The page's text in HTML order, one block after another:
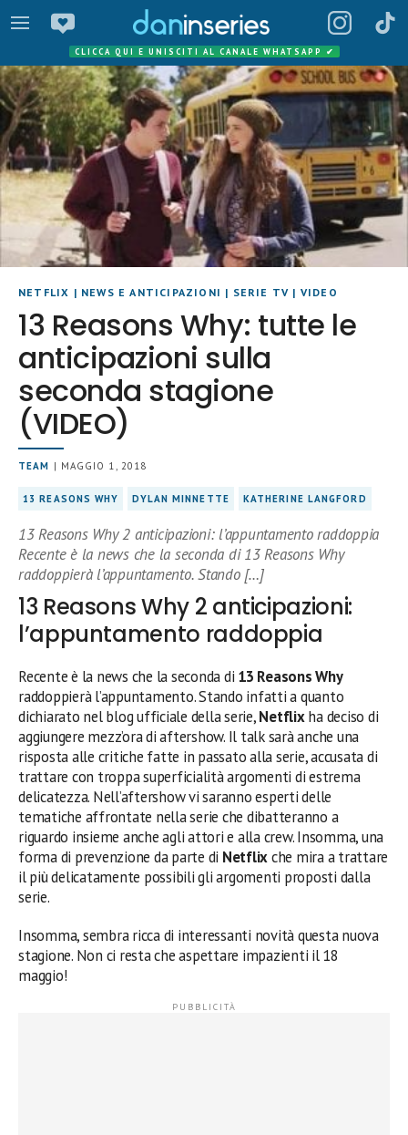
CLICCA QUI E UNISCITI AL CANALE WHATSAPP ✔
NETFLIX | NEWS E ANTICIPAZIONI | SERIE TV | VIDEO
13 Reasons Why: tutte le
anticipazioni sulla
seconda stagione
(VIDEO)
TEAM | MAGGIO 1, 2018
13 REASONS WHY DYLAN MINNETTE KATHERINE LANGFORD
13 Reasons Why 2 anticipazioni: l’appuntamento raddoppia
Recente è la news che la seconda di 13 Reasons Why
raddoppierà l’appuntamento. Stando […]
13 Reasons Why 2 anticipazioni:
l’appuntamento raddoppia
Recente è la news che la seconda di 13 Reasons Why
raddoppierà l’appuntamento. Stando infatti a quanto
dichiarato nel blog ufficiale della serie,Netflixha deciso di
aggiungere mezz’ora di aftershow. Il talk sarà anche una
risposta alle critiche fatte in passato alla serie, accusata di
trattare con troppa superficialità argomenti di estrema
delicatezza. Nell’aftershow vi saranno esperti delle
tematiche affrontate nella serie che dibatteranno a
riguardo insieme anche agli attori e alla crew. Insomma, una
forma di prevenzione da parte di Netflixche mira a trattare
il più delicatamente possibili gli argomenti proposti dalla
serie.
Insomma, sembra ricca di interessanti novità questa nuova
stagione. Non ci resta che aspettare impazienti il 18
maggio!